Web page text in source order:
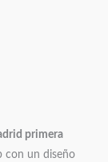
primera
con un diseño